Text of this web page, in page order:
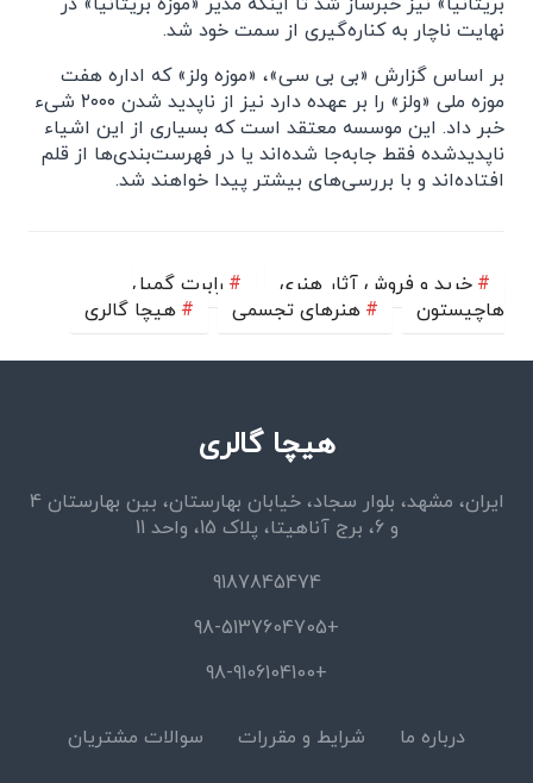
نهایت ناچار به کناره‌گیری از سمت خود شد.
بر اساس گزارش «بی بی سی»، «موزه ولز» که اداره هفت
موزه ملی «ولز» را بر عهده دارد نیز از ناپدید شدن ۲۰۰۰ شیء
خبر داد. این موسسه معتقد است که بسیاری از این اشیاء
ناپدیدشده فقط جابه‌جا شده‌اند یا در فهرست‌بندی‌ها از قلم
افتاده‌اند و با بررسی‌های بیشتر پیدا خواهند شد.
خرید و فروش آثار هنری رابرت گمیل
هاچیستون هنرهای تجسمی هیچا گالری
هیچا گالری
ایران، مشهد، بلوار سجاد، خیابان بهارستان، بین بهارستان 4
و 6، برج آناهیتا، پلاک 15، واحد 11
9187845474
+98-5137604705
+98-9106104100
درباره ما
شرایط و مقررات
سوالات مشتریان